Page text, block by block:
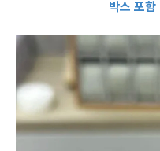
박스 포